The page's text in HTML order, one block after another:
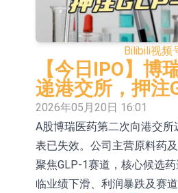
依米康：海外交
场为主 并已取得
上交所：财通多
活配置混合型发
时停牌
上交所：景顺长
业股票型证券投
【异动股】港股
际(00496.HK)跌
(08611.HK)跌
【异动股】港股
技(02261.HK)涨
(02286.HK)涨
神火股份：新疆
100%
【异动股】焦炭
Bilibili视频
【今日IPO】博
递港交所，押注
2026年05月20日 16:01
A股博瑞医药第二次向港交所
表已失效。公司主营原料药
聚焦GLP-1赛道，核心候选
临业绩下滑、利润暴跌及赛